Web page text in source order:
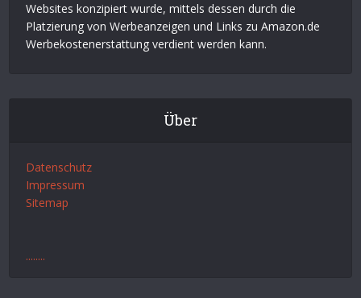
Websites konzipiert wurde, mittels dessen durch die
Platzierung von Werbeanzeigen und Links zu Amazon.de
Werbekostenerstattung verdient werden kann.
Über
Datenschutz
Impressum
Sitemap
........